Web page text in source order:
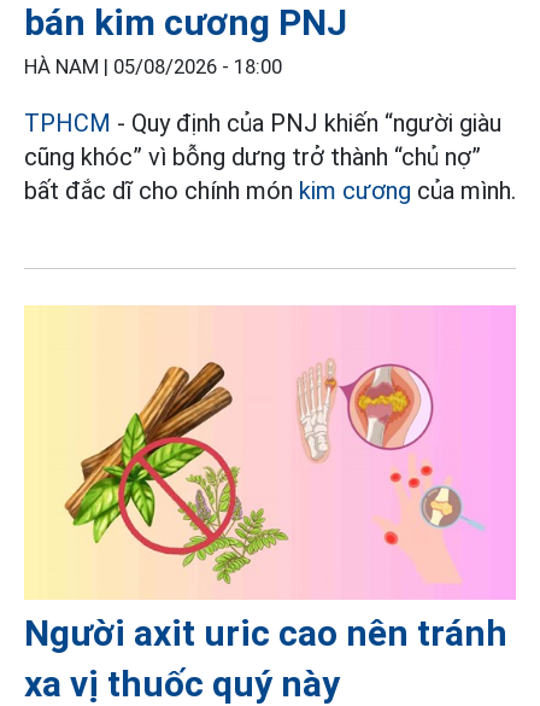
bán kim cương PNJ
HÀ NAM | 05/08/2026 - 18:00
TPHCM - Quy định của PNJ khiến “người giàu
cũng khóc” vì bỗng dưng trở thành “chủ nợ”
bất đắc dĩ cho chính món kim cương của mình.
Người axit uric cao nên tránh
xa vị thuốc quý này